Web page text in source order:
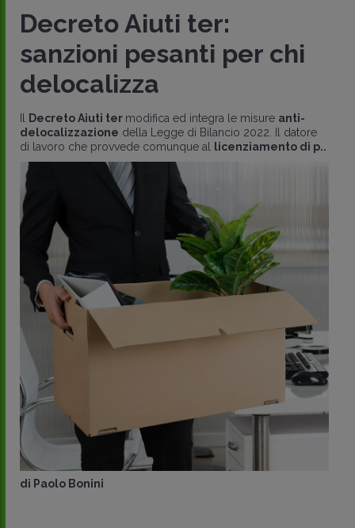
Decreto Aiuti ter:
sanzioni pesanti per chi
delocalizza
Decreto Aiuti ter modifica ed integra le misure anti-
delocalizzazione della Legge di Bilancio 2022. Il datore
di lavoro che provvede comunque al
licenziamento di p..
di Paolo Bonini